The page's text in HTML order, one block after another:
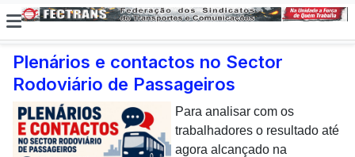
Plenários e contactos no Sector
Rodoviário de Passageiros
Para analisar com os
trabalhadores o resultado até
agora alcançado na
E não posso […] deixar de
dar uma nota de
agradecimento aos
colaboradores da CP que,